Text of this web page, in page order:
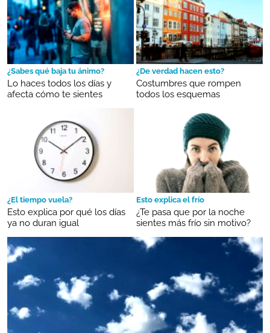
¿Sabes qué baja tu ánimo?
Lo haces todos los días y
afecta cómo te sientes
¿De verdad hacen esto?
Costumbres que rompen
todos los esquemas
¿El tiempo vuela?
Esto explica por qué los días
ya no duran igual
Esto explica el frío
¿Te pasa que por la noche
sientes más frío sin motivo?